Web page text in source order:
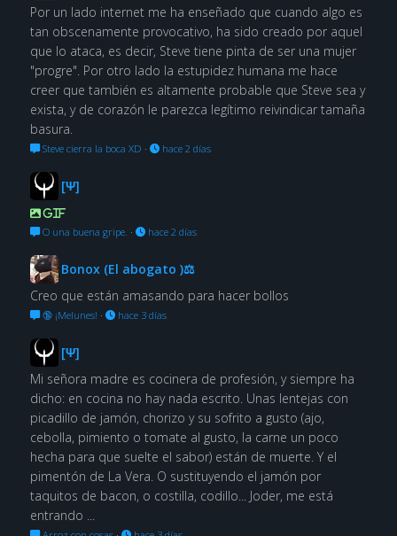
Por un lado internet me ha enseñado que cuando algo es
tan obscenamente provocativo, ha sido creado por aquel
que lo ataca, es decir, Steve tiene pinta de ser una mujer
"progre". Por otro lado la estupidez humana me hace
creer que también es altamente probable que Steve sea y
exista, y de corazón le parezca legítimo reivindicar tamaña
basura.
Steve cierra la boca XD · hace 2 días
[Ψ]
GIF
O una buena gripe. · hace 2 días
Bonox (El abogato )⚖
Creo que están amasando para hacer bollos
🔞 ¡Melunes! · hace 3 días
[Ψ]
Mi señora madre es cocinera de profesión, y siempre ha
dicho: en cocina no hay nada escrito. Unas lentejas con
picadillo de jamón, chorizo y su sofrito a gusto (ajo,
cebolla, pimiento o tomate al gusto, la carne un poco
hecha para que suelte el sabor) están de muerte. Y el
pimentón de La Vera. O sustituyendo el jamón por
taquitos de bacon, o costilla, codillo... Joder, me está
entrando ...